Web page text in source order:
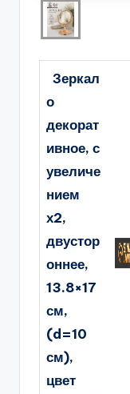
Зеркал
о
декорат
ивное, с
увеличе
нием
х2,
двустор
оннее,
13.8×17
см,
(d=10
см),
цвет